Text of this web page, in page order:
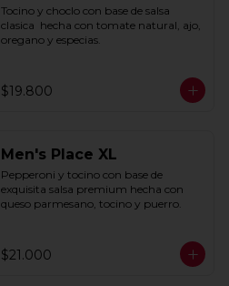
Tocino y choclo con base de salsa
clasica  hecha con tomate natural, ajo,
oregano y especias.
$19.800
Men's Place XL
Pepperoni y tocino con base de
exquisita salsa premium hecha con
queso parmesano, tocino y puerro.
$21.000